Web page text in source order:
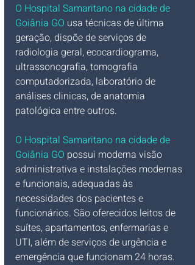
O Hospital Samaritano na cidade de
Goiânia GO usa técnicas de última
geração, dispõe de serviços de
radiologia geral, ecocardiograma,
ultrassonografia, tomografia
computadorizada, laboratório de
análises clinicas, de anatomia
patológica entre outros.
O Hospital Samaritano na cidade de
Goiânia GO possui moderna visão
administrativa e instalações modernas
e funcionais, adequadas às
necessidades dos pacientes e
funcionários. São oferecidos leitos de
suítes, apartamentos, enfermarias e
UTI, além de serviços de urgência e
emergência que funcionam 24 horas.